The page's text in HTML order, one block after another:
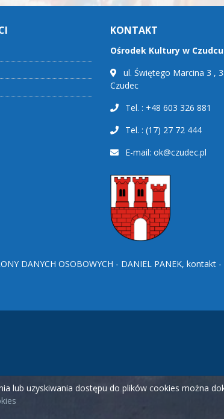
KONTAKT
Ośrodek Kultury w Czudcu
ul. Świętego Marcina 3 ,
Czudec
Tel. : +48 603 326 881
Tel. : (17) 27 72 444
E-mail: ok@czudec.pl
DANYCH OSOBOWYCH - DANIEL PANEK, kontakt -
lub uzyskiwania dostępu do plików cookies można